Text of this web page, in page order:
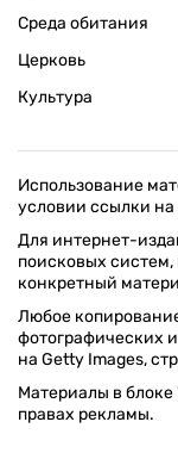
Среда обитания
Церковь
Культура
Использование
условии ссылки на
Для интернет-
поисковых систем,
конкретный
Любое
фотографических
на Getty Images,
Материалы в
правах рекламы.